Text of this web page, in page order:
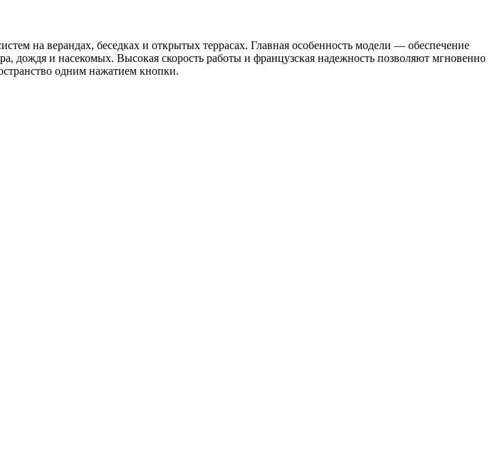
на верандах, беседках и открытых террасах. Главная особенность модели — обеспечение
дождя и насекомых. Высокая скорость работы и французская надежность позволяют мгновенно
одним нажатием кнопки.